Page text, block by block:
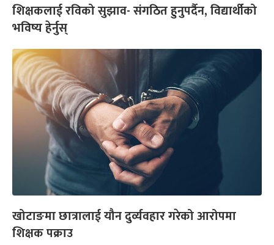
शिक्षकलाई रविको सुझाव- संगठित हुनुपर्दैन, विद्यार्थीको
भविष्य हेर्नुस्
खोटाङमा छात्रालाई यौन दुर्व्यवहार गरेको आरोपमा
शिक्षक पक्राउ